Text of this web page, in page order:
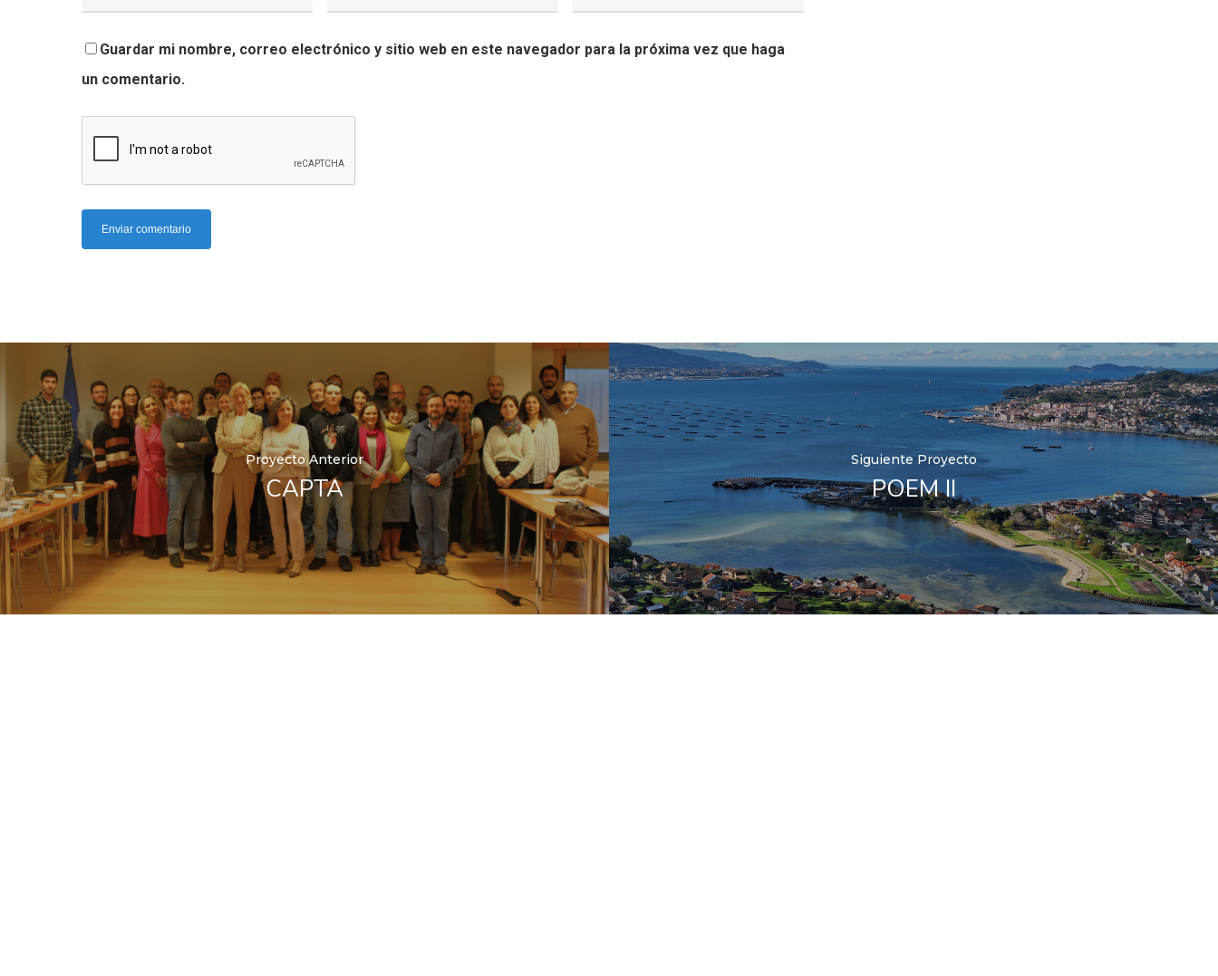
Guardar mi nombre, correo electrónico y sitio web en este navegador para la próxima vez que haga
un comentario.
Proyecto Anterior
CAPTA
Siguiente Proyecto
POEM II